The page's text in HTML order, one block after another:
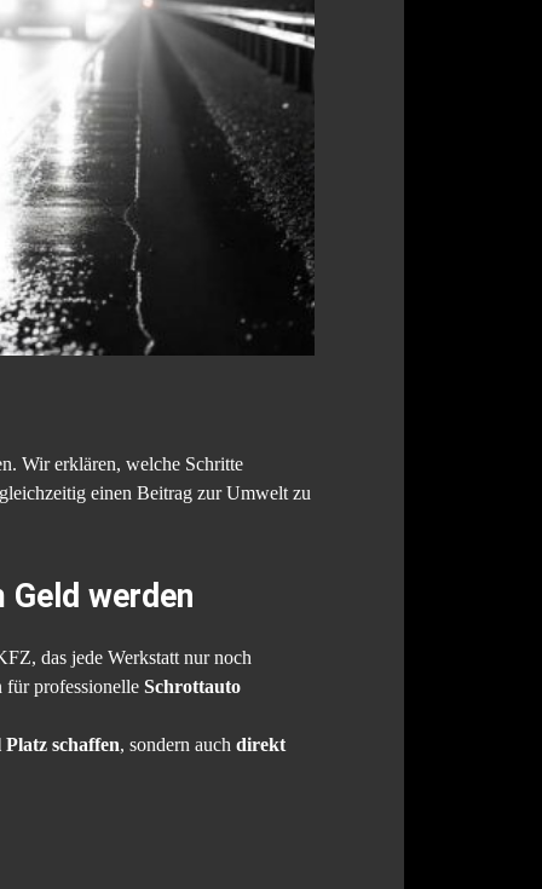
Wir erklären, welche Schritte
einen Beitrag zur Umwelt zu
werden
das jede Werkstatt nur noch
für professionelle Schrottauto
Platz schaffen, sondern auch direkt